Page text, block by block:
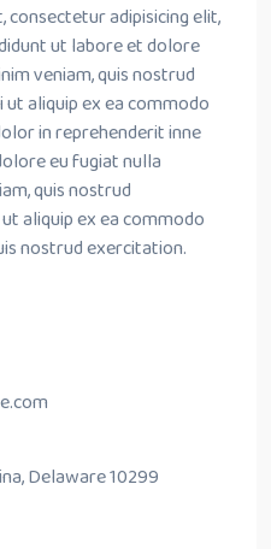
adipisicing elit,
ut labore et dolore
veniam, quis nostrud
aliquip ex ea commodo
in reprehenderit inne
eu fugiat nulla
quis nostrud
aliquip ex ea commodo
nostrud exercitation.
Delaware 10299